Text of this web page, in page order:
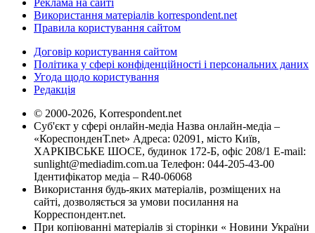
Реклама на сайті
Використання матеріалів korrespondent.net
Правила користування сайтом
Договір користування сайтом
Політика у сфері конфіденційності і персональних даних
Угода щодо користування
Редакція
© 2000-2026, Korrespondent.net
Суб'єкт у сфері онлайн-медіа Назва онлайн-медіа –
«КореспонденТ.net» Адреса: 02091, місто Київ,
ХАРКІВСЬКЕ ШОСЕ, будинок 172-Б, офіс 208/1 E-mail:
sunlight@mediadim.com.ua Телефон: 044-205-43-00
Ідентифікатор медіа – R40-06068
Використання будь-яких матеріалів, розміщених на
сайті, дозволяється за умови посилання на
Корреспондент.net.
При копіюванні матеріалів зі сторінки « Новини України